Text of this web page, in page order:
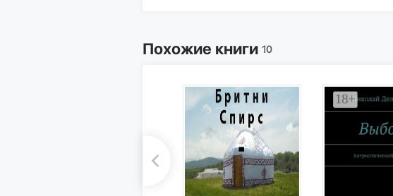
Похожие книги 10